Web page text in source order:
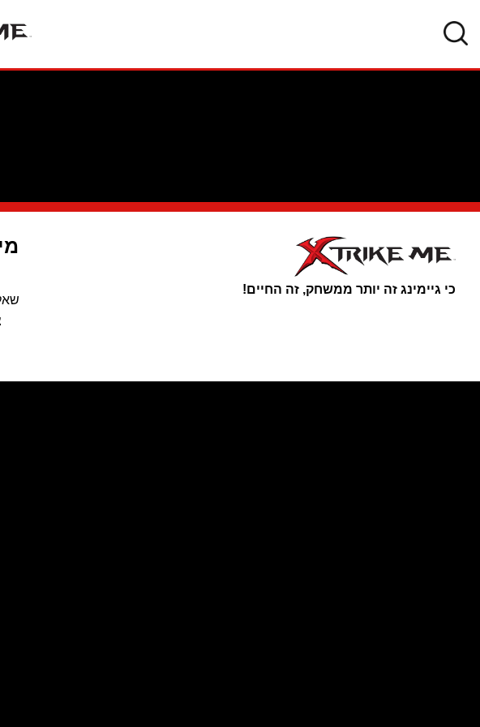
כי גיימינג זה יותר ממשחק, זה החיים!